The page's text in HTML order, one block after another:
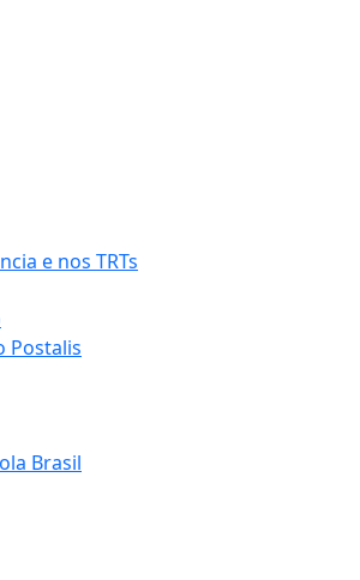
e nos TRTs
Postalis
Brasil